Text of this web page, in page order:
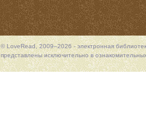
© LoveRead, 2009–2026 - электронная
представлены исключительно в